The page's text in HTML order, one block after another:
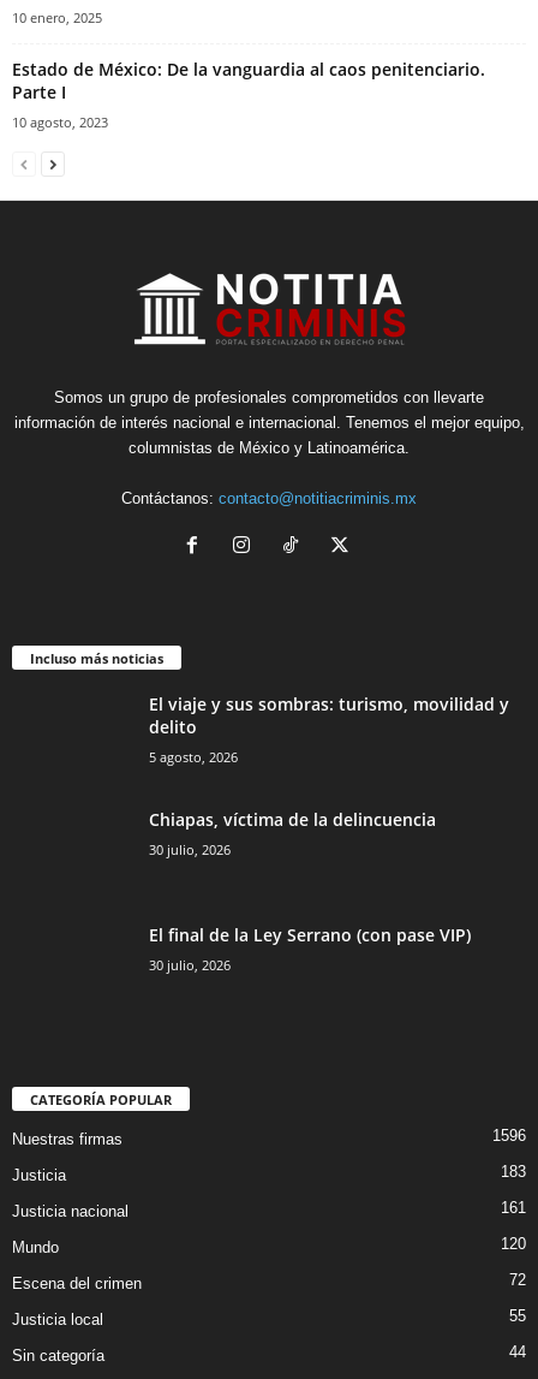
10 enero, 2025
Estado de México: De la vanguardia al caos penitenciario.
Parte I
10 agosto, 2023
Somos un grupo de profesionales comprometidos con llevarte
información de interés nacional e internacional. Tenemos el mejor equipo,
columnistas de México y Latinoamérica.
Contáctanos: contacto@notitiacriminis.mx
Incluso más noticias
El viaje y sus sombras: turismo, movilidad y
delito
5 agosto, 2026
Chiapas, víctima de la delincuencia
30 julio, 2026
El final de la Ley Serrano (con pase VIP)
30 julio, 2026
CATEGORÍA POPULAR
Nuestras firmas 1596
Justicia 183
Justicia nacional 161
Mundo 120
Escena del crimen 72
Justicia local 55
Sin categoría 44